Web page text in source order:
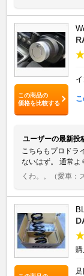
この商品の
価格を比較する
ユーザーの最新投
こちらもプロドラ
ないはず。 通常よ
くわ。。
（愛車：